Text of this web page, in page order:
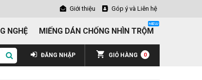
Giới thiệu Góp ý và Liên hệ
NGHỆ MIẾNG DÁN CHỐNG NHÌN TRỘM
GIỎ HÀNG 0
ĐĂNG NHẬP